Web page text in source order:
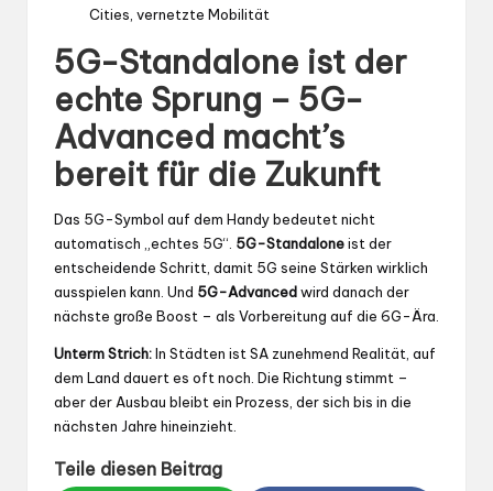
Cities, vernetzte Mobilität
5G-Standalone ist der
echte Sprung – 5G-
Advanced macht’s
bereit für die Zukunft
Das 5G-Symbol auf dem Handy bedeutet nicht
automatisch „echtes 5G“. 5G-Standaloneist der
entscheidende Schritt, damit 5G seine Stärken wirklich
ausspielen kann. Und 5G-Advancedwird danach der
nächste große Boost – als Vorbereitung auf die 6G-Ära.
Unterm Strich:In Städten ist SA zunehmend Realität, auf
dem Land dauert es oft noch. Die Richtung stimmt –
aber der Ausbau bleibt ein Prozess, der sich bis in die
nächsten Jahre hineinzieht.
Teile diesen Beitrag